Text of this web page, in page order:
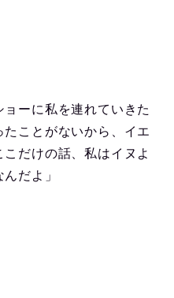
ョーに私を連れていきた
ことがないから、イエ
だけの話、私はイヌよ
だよ」